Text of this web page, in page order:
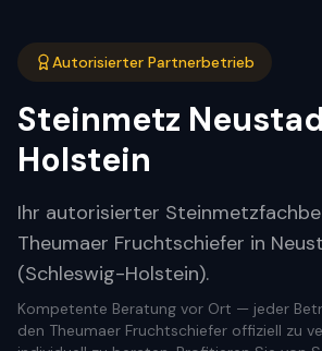
Autorisierter Partnerbetrieb
Steinmetz
Holstein
Ihr autorisierter
Theumaer Fruchtschiefer in
(Schleswig-Holstein).
Kompetente Beratung vor Ort — jeder
den Theumaer Fruchtschiefer offiziell zu